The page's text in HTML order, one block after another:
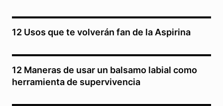
12 Usos que te volverán fan de la Aspirina
12 Maneras de usar un balsamo labial como
herramienta de supervivencia